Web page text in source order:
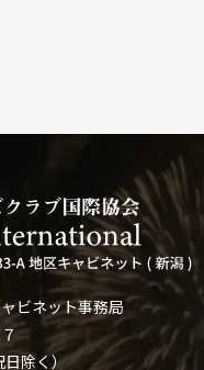
ビネット事務局
日除く）